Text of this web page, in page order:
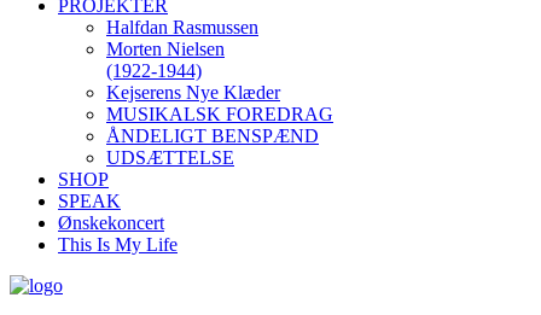
PROJEKTER
Halfdan Rasmussen
Morten Nielsen
(1922-1944)
Kejserens Nye Klæder
MUSIKALSK FOREDRAG
ÅNDELIGT BENSPÆND
UDSÆTTELSE
SHOP
SPEAK
Ønskekoncert
This Is My Life